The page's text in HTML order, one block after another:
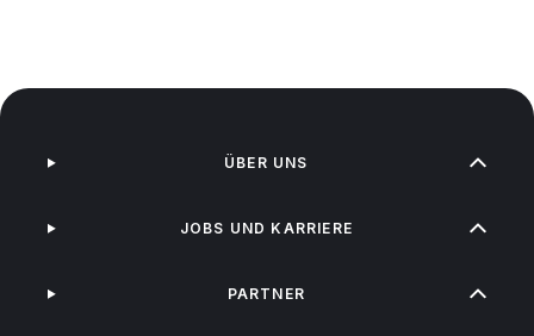
ÜBER UNS
JOBS UND KARRIERE
PARTNER